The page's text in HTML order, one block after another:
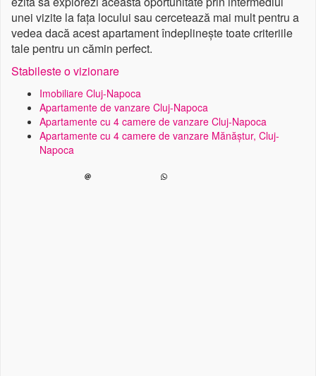
unei vizite la fața locului sau cercetează mai mult pentru a
vedea dacă acest apartament îndeplinește toate criteriile
tale pentru un cămin perfect.
Stabileste o vizionare
Imobiliare Cluj-Napoca
Apartamente de vanzare Cluj-Napoca
Apartamente cu 4 camere de vanzare Cluj-Napoca
Apartamente cu 4 camere de vanzare Mănăștur, Cluj-
Napoca